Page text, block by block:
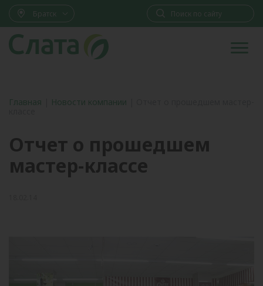
Братск
Главная Новости компании
Отчет о прошедшем
мастер-классе